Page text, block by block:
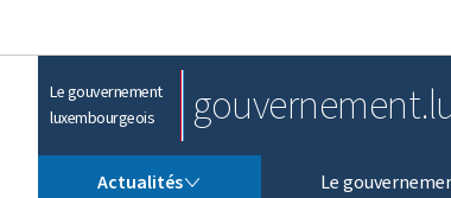
Le gouvernement
luxembourgeois
Actualités Le